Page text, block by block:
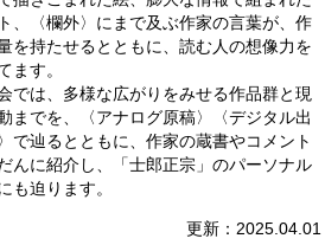
、〈欄外〉にまで及ぶ作家の言葉が、作
を持たせるとともに、読む人の想像力を
ます。
では、多様な広がりをみせる作品群と現
までを、〈アナログ原稿〉〈デジタル出
で辿るとともに、作家の蔵書やコメント
んに紹介し、「士郎正宗」のパーソナル
も迫ります。
更新：2025.04.01